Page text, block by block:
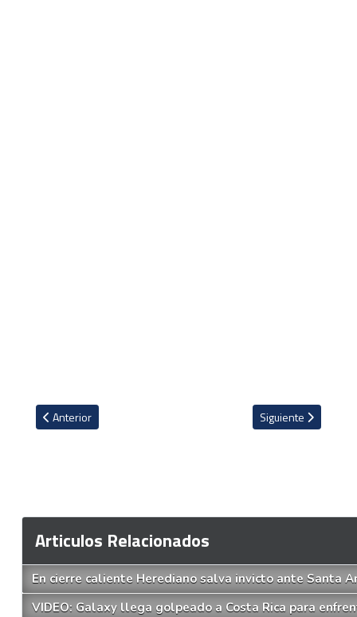
Artículo anterior: Josimar Alcócer repite como estelar en
Anterior Artículo siguiente:
Siguiente
Articulos Relacionados
En cierre caliente Herediano salva invicto ante Santa
VIDEO: Galaxy llega golpeado a Costa Rica para